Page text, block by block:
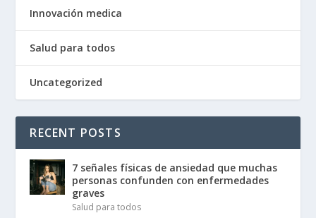
Innovación medica
Salud para todos
Uncategorized
RECENT POSTS
7 señales físicas de ansiedad que muchas
personas confunden con enfermedades
graves
Salud para todos